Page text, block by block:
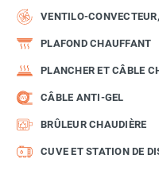
VENTILO-
PLAFOND CHAUFFANT
PLANCHER ET CÂBLE
CÂBLE ANTI-GEL
BRÛLEUR CHAUDIÈRE
CUVE ET STATION DE